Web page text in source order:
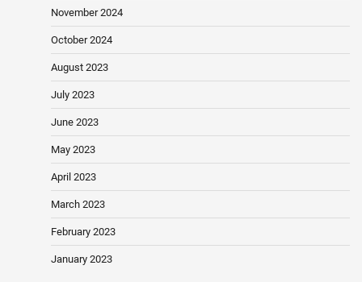
November 2024
October 2024
August 2023
July 2023
June 2023
May 2023
April 2023
March 2023
February 2023
January 2023